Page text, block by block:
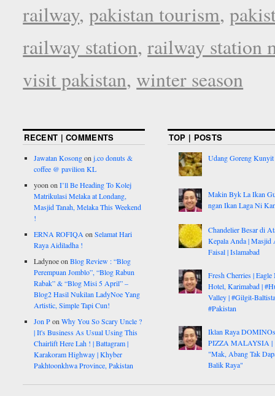
railway,pakistan tourism,
railway station,railway station
visit pakistan, winter season
RECENT | COMMENTS
Jawatan Kosongonj.co donuts &
coffee @ pavilion KL
yoononI’ll Be Heading To Kolej
Matrikulasi Melaka at Londang,
Masjid Tanah, Melaka This Weekend
!
ERNA ROFIQAonSelamat Hari
Raya Aidiladha !
LadynoeonBlog Review : “Blog
Perempuan Jomblo”, “Blog Rabun
Rabak” & “Blog Misi 5 April” –
Blog2 Hasil Nukilan LadyNoe Yang
Artistic, Simple Tapi Cun!
Jon PonWhy You So Scary Uncle ?
| It's Business As Usual Using This
Chairlift Here Lah ! | Battagram |
Karakoram Highway | Khyber
Pakhtoonkhwa Province, Pakistan
TOP | POSTS
Udang Goreng Kunyit
Makin Byk La Ikan
ngan Ikan Laga Ni
Chandelier Besar di
Kepala Anda | Masjid
Faisal | Islamabad
Fresh Cherries | Eagle
Hotel, Karimabad |
Valley | #Gilgit-
#Pakistan
Iklan Raya DOMINOs
PIZZA MALAYSIA |
"Mak, Abang Tak
Balik Raya"